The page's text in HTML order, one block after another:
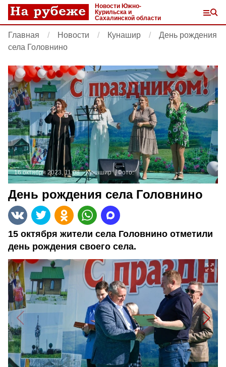
Новости Южно-
Курильска и
Сахалинской области
Главная Новости Кунашир
День рождения
села Головнино
16 октября 2023, 11:08 Кунашир Фото:
День рождения села Головнино
15 октября жители села Головнино отметили
день рождения своего села.